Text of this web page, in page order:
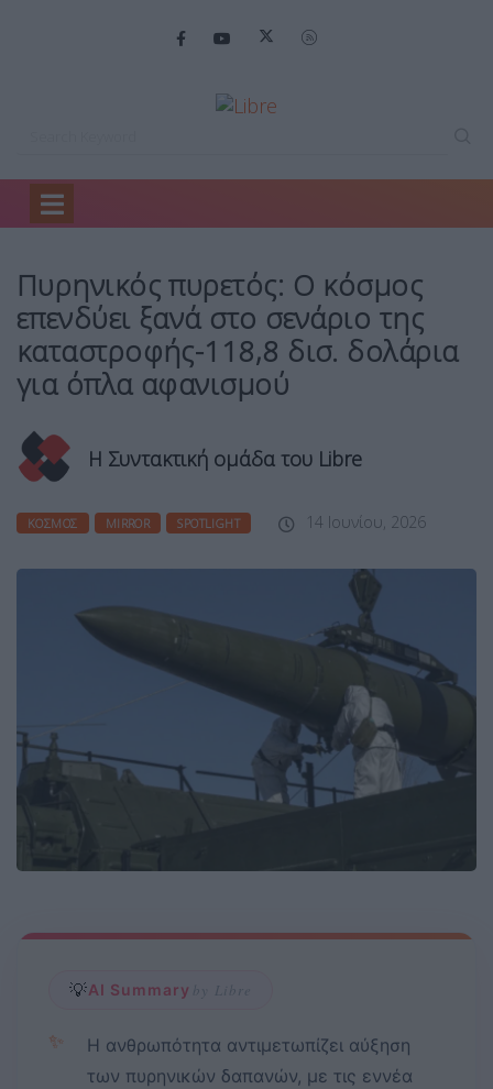
Home
Πυρηνικός πυρετός: Ο κόσμος
επενδύει ξανά στο σενάριο της
καταστροφής-118,8 δισ. δολάρια
για όπλα αφανισμού
Η Συντακτική ομάδα του Libre
ΚΌΣΜΟΣ MIRROR SPOTLIGHT 14 Ιουνίου, 2026
💡AI Summary by Libre
✨
Η ανθρωπότητα αντιμετωπίζει αύξηση
των πυρηνικών δαπανών, με τις εννέα